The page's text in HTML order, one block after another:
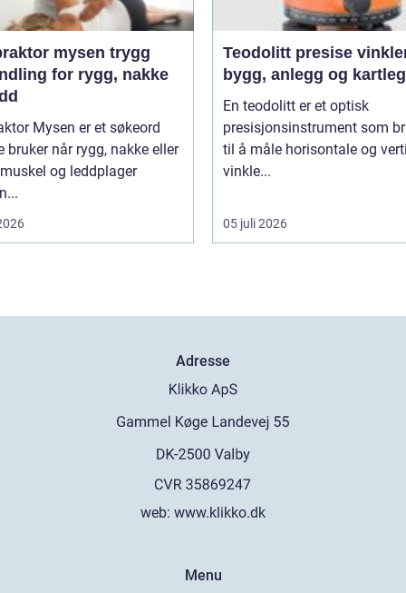
mysen trygg
for rygg, nakke
Mysen er et søkeord
bruker når rygg, nakke eller
og leddplager
Teodolitt presise vinkler for
bygg, anlegg og
En teodolitt er et optisk
presisjonsinstrument som
til å måle horisontale og
vinkle...
05 juli 2026
Adresse
web: www.klikko.dk
Menu